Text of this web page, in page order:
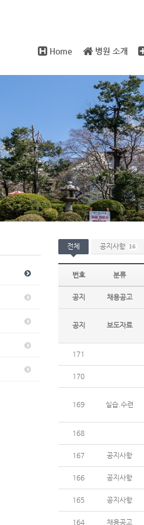
Home 병원 소개
전체 공지사항 16
번호 분류
공지 채용공고
공지 보도자료
171
170
169 실습.수련
168
167 공지사항
166 공지사항
165 공지사항
164 채용공고